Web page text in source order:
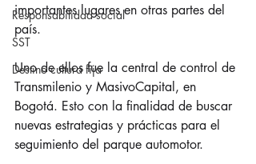
Responsabilidad social
SST
Destino cultura fija
importantes lugares en otras partes del
país.
Uno de ellos fue la central de control de
Transmilenio y MasivoCapital, en
Bogotá. Esto con la finalidad de buscar
nuevas estrategias y prácticas para el
seguimiento del parque automotor.